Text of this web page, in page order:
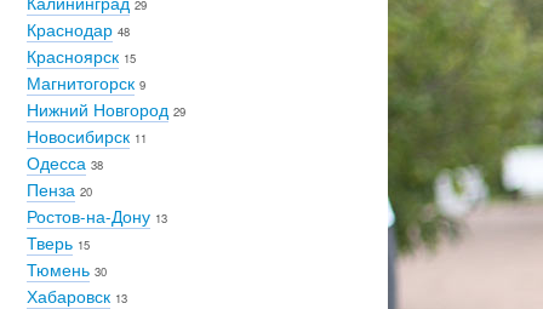
29
Краснодар 48
Красноярск 15
Магнитогорск 9
Нижний Новгород 29
Новосибирск 11
Одесса 38
Пенза 20
Ростов-на-Дону 13
Тверь 15
Тюмень 30
Хабаровск 13